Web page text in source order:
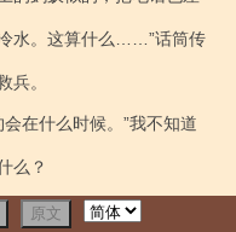
原文